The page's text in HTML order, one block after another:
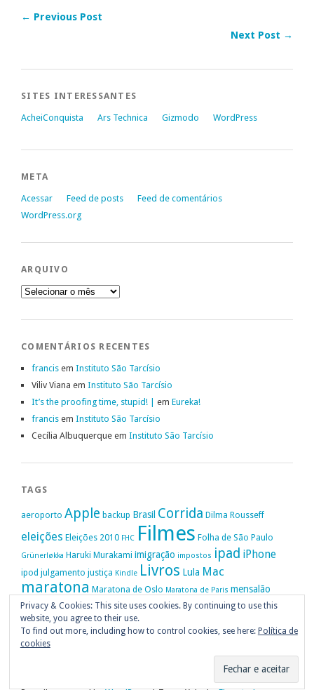
← Previous Post
Next Post →
SITES INTERESSANTES
AcheiConquista Ars Technica Gizmodo WordPress
META
Acessar Feed de posts
Feed de comentários
WordPress.org
ARQUIVO
Arquivo
COMENTÁRIOS RECENTES
francis em Instituto São Tarcísio
Viliv Viana em Instituto São Tarcísio
It’s the proofing time, stupid! | em Eureka!
francis em Instituto São Tarcísio
Cecília Albuquerque em Instituto São Tarcísio
TAGS
aeroporto Apple backup Brasil Corrida Dilma Rousseff
eleições Eleições 2010 FHC Filmes Folha de São Paulo
Grünerløkka Haruki Murakami imigração impostos ipad iPhone
ipod julgamento justiça Kindle Livros Lula Mac
maratona Maratona de Oslo Maratona de Paris mensalão
movimento passe livre música nike Noruega OAB OiOsloPolítica
Portugal Privacidade protestos PT
Vitória da Conquista
Privacy & Cookies: This site uses cookies. By continuing to use this
website, you agree to their use.
To find out more, including how to control cookies, see here: Política de
cookies